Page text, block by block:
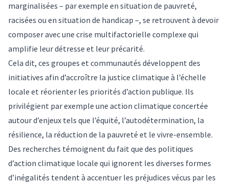
marginalisées – par exemple en situation de pauvreté,
racisées ou en situation de handicap –, se retrouvent à devoir
composer avec une crise multifactorielle complexe qui
amplifie leur détresse et leur précarité.
Cela dit, ces groupes et communautés développent des
initiatives afin d’accroître la justice climatique à l’échelle
locale et réorienter les priorités d’action publique. Ils
privilégient par exemple une action climatique concertée
autour d’enjeux tels que l’équité, l’autodétermination, la
résilience, la réduction de la pauvreté et le vivre-ensemble.
Des recherches témoignent du fait que des politiques
d’action climatique locale qui ignorent les diverses formes
d’inégalités tendent à accentuer les préjudices vécus par les